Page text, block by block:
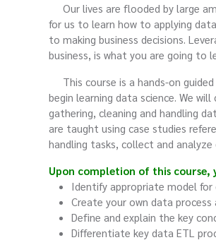
Our lives are flooded by large
for us to learn how to applying
to making business decisions.
business, is what you are going to
This course is a hands-on
begin learning data science. We
gathering, cleaning and handling
are taught using case studies
handling tasks, collect and
Upon completion of this course,
Identify appropriate model
Create your own data process
Define and explain the key
Differentiate key data ETL